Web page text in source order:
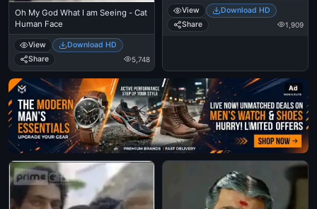
Oh My God What I am Seeing - Cat
Human Face
View
Download HD
Share
5,748
View
Download HD
Share
1,909
Ad